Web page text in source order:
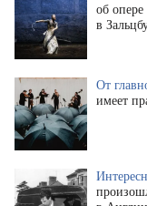
об
в
От
имеет